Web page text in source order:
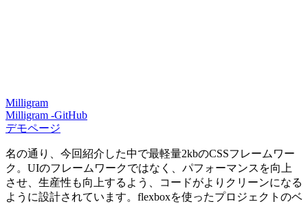
Milligram
Milligram -GitHub
デモページ
名の通り、今回紹介した中で最軽量2kbのCSSフレームワー
ク。UIのフレームワークではなく、パフォーマンスを向上
させ、生産性も向上するよう、コードがよりクリーンになる
ように設計されています。flexboxを使ったプロジェクトのベ